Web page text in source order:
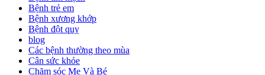
Bệnh trẻ em
Bệnh xương khớp
Bệnh đột quỵ
blog
Các bệnh thường theo mùa
Cân sức khỏe
Chăm sóc Mẹ Và Bé